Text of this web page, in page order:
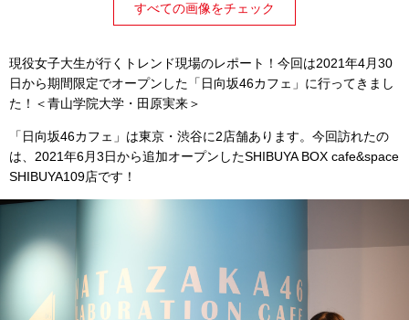
すべての画像をチェック
現役女子大生が行くトレンド現場のレポート！今回は2021年4月30
日から期間限定でオープンした「日向坂46カフェ」に行ってきまし
た！＜青山学院大学・田原実来＞
「日向坂46カフェ」は東京・渋谷に2店舗あります。今回訪れたの
は、2021年6月3日から追加オープンしたSHIBUYA BOX cafe&space
SHIBUYA109店です！